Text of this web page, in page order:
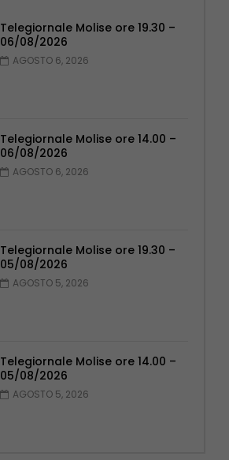
Telegiornale Molise ore 19.30 –
06/08/2026
AGOSTO 6, 2026
Telegiornale Molise ore 14.00 –
06/08/2026
AGOSTO 6, 2026
Telegiornale Molise ore 19.30 –
05/08/2026
AGOSTO 5, 2026
Telegiornale Molise ore 14.00 –
05/08/2026
AGOSTO 5, 2026